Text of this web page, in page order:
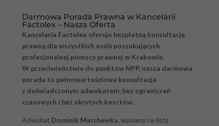
Darmowa Porada Prawna w Kancelarii
Factolex – Nasza Oferta
Kancelaria Factolex oferuje bezpłatną konsultację
prawną dla wszystkich osób poszukujących
profesjonalnej pomocy prawnej w Krakowie.
W przeciwieństwie do punktów NPP, nasza darmowa
porada to pełnowartościowa konsultacja
z doświadczonym adwokatem, bez ograniczeń
czasowych i bez ukrytych kosztów.
Adwokat Dominik Marchewka, wpisany na listę